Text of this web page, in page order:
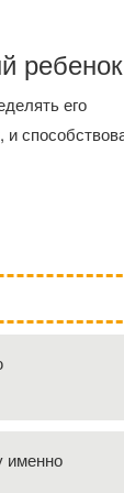
ребенок
его
и
именно